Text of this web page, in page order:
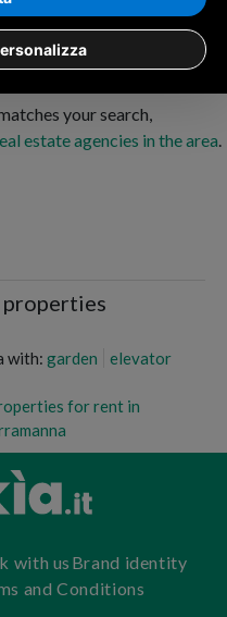
your search,
estate agencies in the area.
properties
with: garden
elevator
for rent in
with us Brand identity
and Conditions